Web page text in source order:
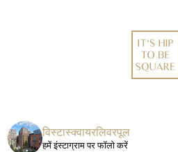
विस्टास्क्वायरलिवरपूल
हमें इंस्टाग्राम पर फॉलो करें